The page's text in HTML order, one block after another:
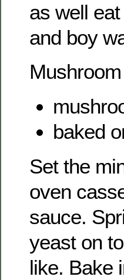
as well
and boy
baked
Set the
oven
sauce.
yeast on
like. Bake